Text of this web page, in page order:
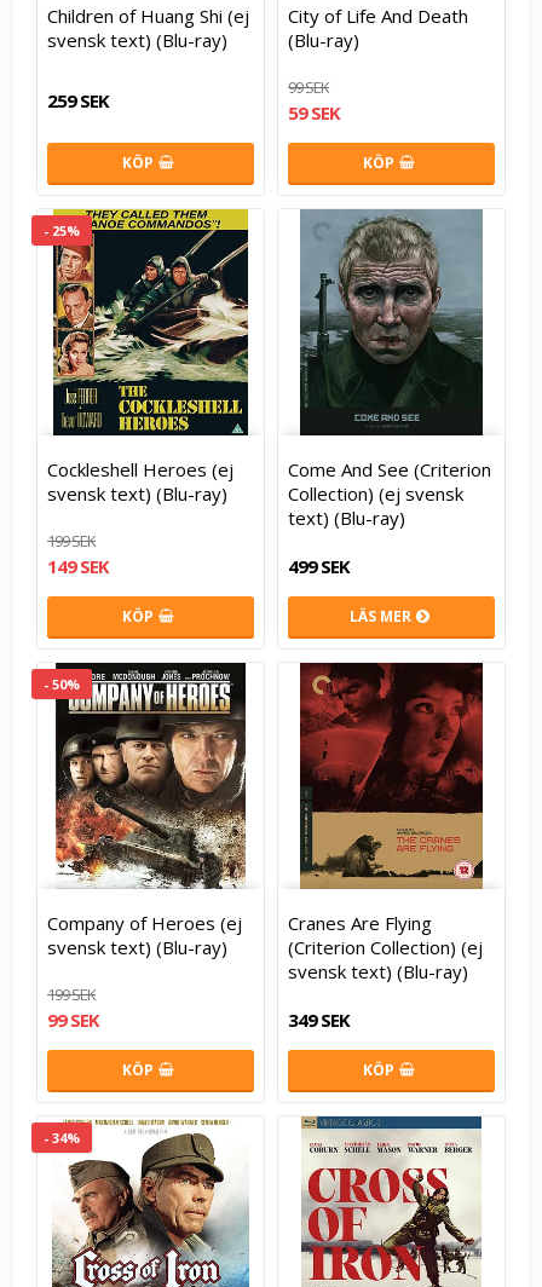
Children of Huang Shi (ej
svensk text) (Blu-ray)
259 SEK
KÖP
City of Life And Death
(Blu-ray)
99 SEK
59 SEK
KÖP
- 25%
Cockleshell Heroes (ej
svensk text) (Blu-ray)
199 SEK
149 SEK
KÖP
Come And See (Criterion
Collection) (ej svensk
text) (Blu-ray)
499 SEK
LÄS MER
- 50%
Company of Heroes (ej
svensk text) (Blu-ray)
199 SEK
99 SEK
KÖP
Cranes Are Flying
(Criterion Collection) (ej
svensk text) (Blu-ray)
349 SEK
KÖP
- 34%